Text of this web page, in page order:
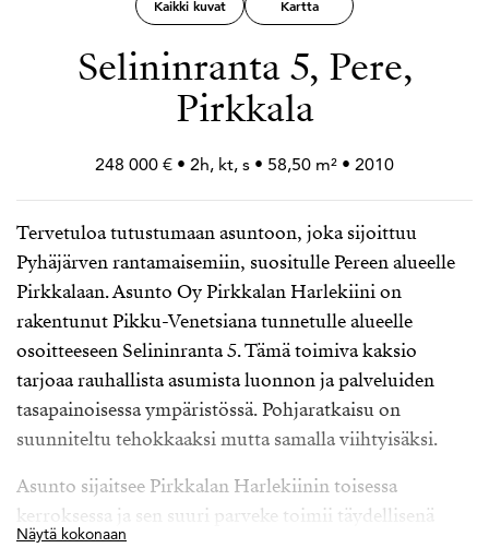
Kaikki kuvat Kartta
Selininranta 5, Pere,
Pirkkala
248 000 € • 2h, kt, s • 58,50 m² • 2010
Tervetuloa tutustumaan asuntoon, joka sijoittuu
Pyhäjärven rantamaisemiin, suositulle Pereen alueelle
Pirkkalaan. Asunto Oy Pirkkalan Harlekiini on
rakentunut Pikku-Venetsiana tunnetulle alueelle
osoitteeseen Selininranta 5. Tämä toimiva kaksio
tarjoaa rauhallista asumista luonnon ja palveluiden
tasapainoisessa ympäristössä. Pohjaratkaisu on
suunniteltu tehokkaaksi mutta samalla viihtyisäksi.
Asunto sijaitsee Pirkkalan Harlekiinin toisessa
kerroksessa ja sen suuri parveke toimii täydellisenä
Näytä kokonaan